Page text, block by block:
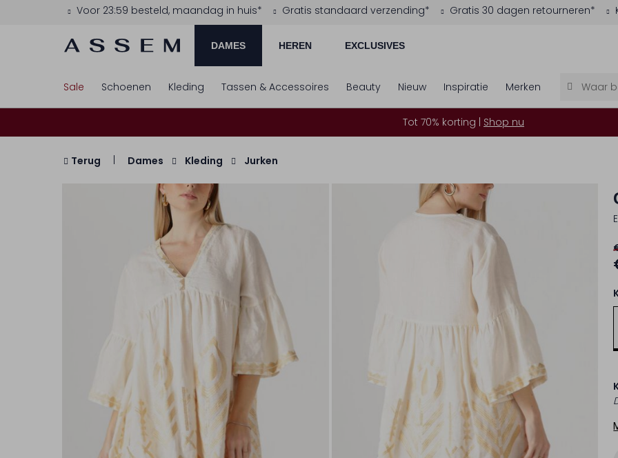
Voor 23:59 besteld, maandag in huis* Gratis standaard verzending* Gratis 30 dagen retourneren*
DAMES HEREN EXCLUSIVES
Sale Schoenen Kleding Tassen & Accessoires Beauty Nieuw Inspiratie Merken
Tot 70% korting | Shop nu
Terug Dames Kleding Jurken